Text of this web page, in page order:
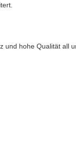
und hohe Qualität all